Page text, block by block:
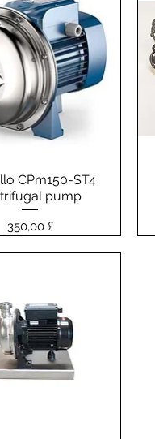
rapida
CPm150-ST4
pump
Prezzo
350,00 £